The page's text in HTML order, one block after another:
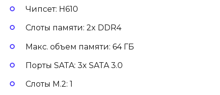
Чипсет: H610
Слоты памяти: 2x DDR4
Макс. объем памяти: 64 ГБ
Порты SATA: 3x SATA 3.0
Слоты M.2: 1